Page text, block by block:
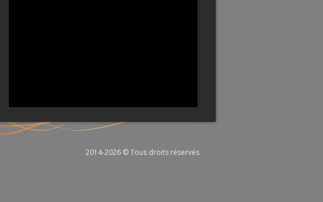
2014-2026 © Tous droits réservés.